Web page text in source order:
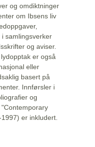
og omdiktninger
om Ibsens liv
samlingsverker
og aviser.
er også
eller
basert på
Innførsler i
og
er inkludert.